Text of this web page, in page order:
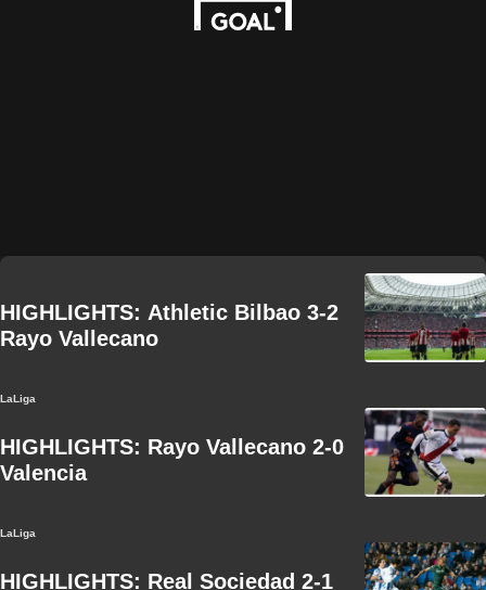
HIGHLIGHTS: Athletic Bilbao 3-2
Rayo Vallecano
LaLiga
HIGHLIGHTS: Rayo Vallecano 2-0
Valencia
LaLiga
HIGHLIGHTS: Real Sociedad 2-1